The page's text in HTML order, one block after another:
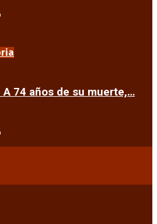
A 74 años de su muerte,…